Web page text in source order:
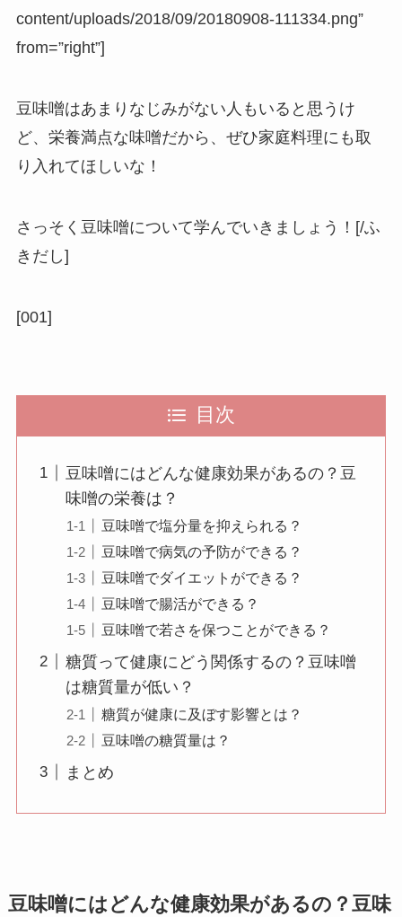
content/uploads/2018/09/20180908-111334.png”
from=”right”]
豆味噌はあまりなじみがない人もいると思うけ
ど、栄養満点な味噌だから、ぜひ家庭料理にも取
り入れてほしいな！
さっそく豆味噌について学んでいきましょう！[/ふ
きだし]
[001]
目次
豆味噌にはどんな健康効果があるの？豆
味噌の栄養は？
豆味噌で塩分量を抑えられる？
豆味噌で病気の予防ができる？
豆味噌でダイエットができる？
豆味噌で腸活ができる？
豆味噌で若さを保つことができる？
糖質って健康にどう関係するの？豆味噌
は糖質量が低い？
糖質が健康に及ぼす影響とは？
豆味噌の糖質量は？
まとめ
豆味噌にはどんな健康効果があるの？豆味